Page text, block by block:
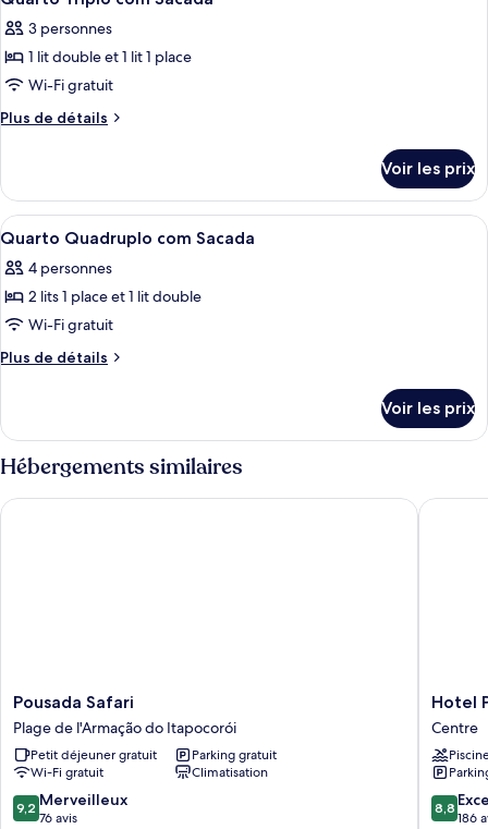
com
Sacada
Quarto
Duplo
Sacada
toutes
les
photos
pour
ce
chambre :
Quarto
Triplo
com
Sacada
3 personnes
1 lit double et 1 lit 1 place
Wi-Fi gratuit
Plus de détails
Plus
le
type
de
Quarto
Triplo
Sacada
Voir les prix
Afficher
toutes
les
photos
pour
ce
chambre :
Quarto
Quadruplo
com
Quarto Quadruplo com Sacada |
5
Quarto Quadruplo com Sacada
4 personnes
2 lits 1 place et 1 lit double
Wi-Fi gratuit
Plus de détails
Plus
le
type
de
chambre
Quarto
Voir les prix
Hébergements similaires
Pousada
Safari
Plage
de
l'Armação
do
Itapocorói
Pousada Safari
Plage de l'Armação do Itapocorói
Petit déjeuner gratuit
Parking gratuit
Wi-Fi gratuit
Climatisation
9.2
sur
9,2 Merveilleux
76 avis
Pousada Safari
Hotel
Penha
Centre
Hotel
Centre
8.8
sur
8,8
186
Hotel